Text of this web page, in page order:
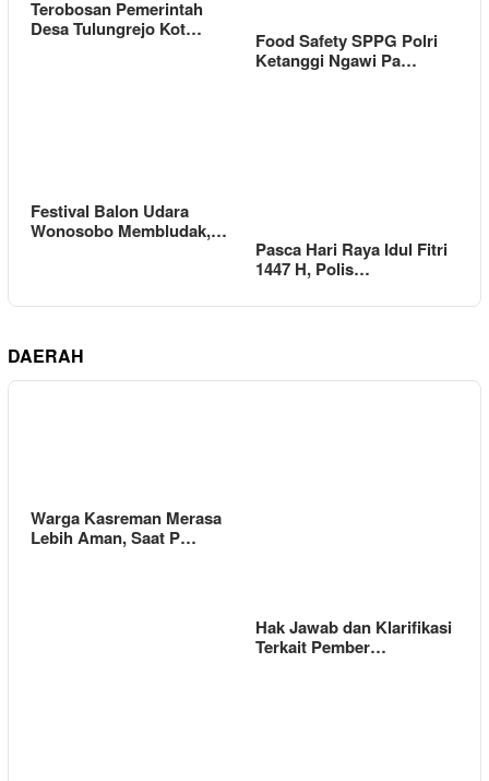
Terobosan Pemerintah
Desa Tulungrejo Kot…
Food Safety SPPG Polri
Ketanggi Ngawi Pa…
Festival Balon Udara
Wonosobo Membludak,…
Pasca Hari Raya Idul Fitri
1447 H, Polis…
DAERAH
Warga Kasreman Merasa
Lebih Aman, Saat P…
Hak Jawab dan Klarifikasi
Terkait Pember…